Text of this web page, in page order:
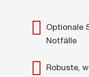
Optionale
Notfälle
Robuste,